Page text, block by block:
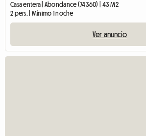
Casa entera | Abondance (74360) | 43 M2
2 pers. | Mínimo 1 noche
Ver anuncio